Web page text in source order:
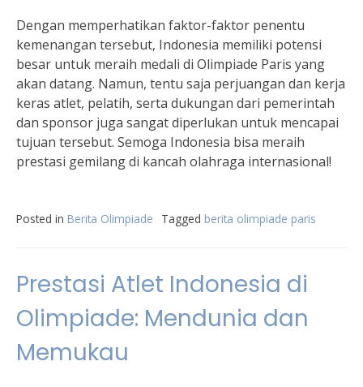
Dengan memperhatikan faktor-faktor penentu
kemenangan tersebut, Indonesia memiliki potensi
besar untuk meraih medali di Olimpiade Paris yang
akan datang. Namun, tentu saja perjuangan dan kerja
keras atlet, pelatih, serta dukungan dari pemerintah
dan sponsor juga sangat diperlukan untuk mencapai
tujuan tersebut. Semoga Indonesia bisa meraih
prestasi gemilang di kancah olahraga internasional!
Posted in Berita Olimpiade Tagged berita olimpiade paris
Prestasi Atlet Indonesia di
Olimpiade: Mendunia dan
Memukau